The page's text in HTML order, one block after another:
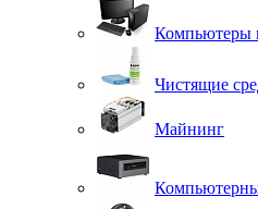
Компьютеры
Чистящие
Майнинг